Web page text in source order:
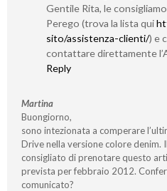
Gentile Rita, le
Perego (trova la lista qui
sito/assistenza-clienti/) e
contattare direttamente
Reply
Martina
Buongiorno,
sono intezionata a comperare
Drive nella versione colore denim.
consigliato di prenotare questo
prevista per febbraio 2012.
comunicato?